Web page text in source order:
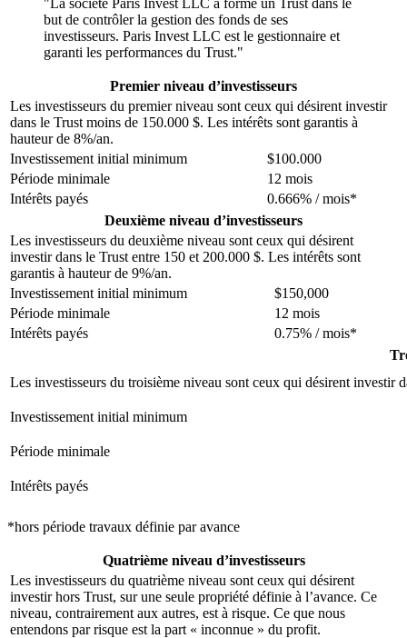
but de contrôler la gestion des fonds de ses
investisseurs. Paris Invest LLC est le gestionnaire et
garanti les performances du Trust.
Premier niveau d’investisseurs
Les investisseurs du premier niveau sont ceux qui désirent investir
dans le Trust moins de 150.000 $. Les intérêts sont garantis à
hauteur de 8%/an.
Investissement initial minimum
$100.000
Période minimale
12 mois
Intérêts payés
0.666% / mois*
Deuxième niveau d’investisseurs
Les investisseurs du deuxième niveau sont ceux qui désirent
investir dans le Trust entre 150 et 200.000 $. Les intérêts sont
garantis à hauteur de 9%/an.
Investissement initial minimum
$150,000
Période minimale
12 mois
Intérêts payés
0.75% / mois*
Les investisseurs du troisième niveau sont ceux qui désirent investir
Investissement initial minimum
Période minimale
Intérêts payés
*hors période travaux définie par avance
Quatrième niveau d’investisseurs
Les investisseurs du quatrième niveau sont ceux qui désirent
investir hors Trust, sur une seule propriété définie à l’avance. Ce
niveau, contrairement aux autres, est à risque. Ce que nous
entendons par risque est la part « inconnue » du profit.